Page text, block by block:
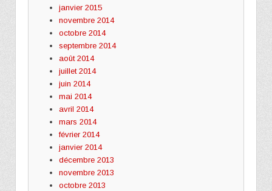
janvier 2015
novembre 2014
octobre 2014
septembre 2014
août 2014
juillet 2014
juin 2014
mai 2014
avril 2014
mars 2014
février 2014
janvier 2014
décembre 2013
novembre 2013
octobre 2013